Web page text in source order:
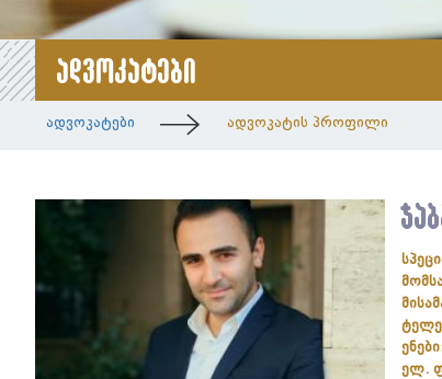
ადვოკატები
ადვოკატები ადვოკატის პროფილი
ელ.